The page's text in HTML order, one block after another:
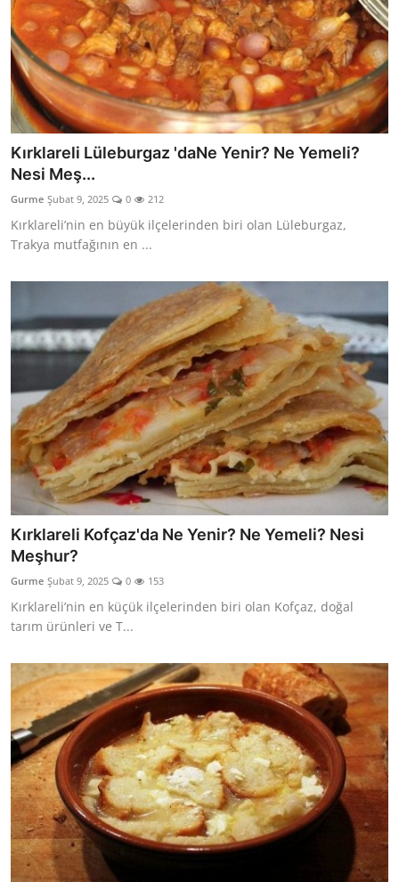
Kırklareli Lüleburgaz 'daNe Yenir? Ne Yemeli?
Nesi Meş...
Gurme Şubat 9, 2025 0 212
Kırklareli’nin en büyük ilçelerinden biri olan Lüleburgaz,
Trakya mutfağının en ...
Kırklareli Kofçaz'da Ne Yenir? Ne Yemeli? Nesi
Meşhur?
Gurme Şubat 9, 2025 0 153
Kırklareli’nin en küçük ilçelerinden biri olan Kofçaz, doğal
tarım ürünleri ve T...